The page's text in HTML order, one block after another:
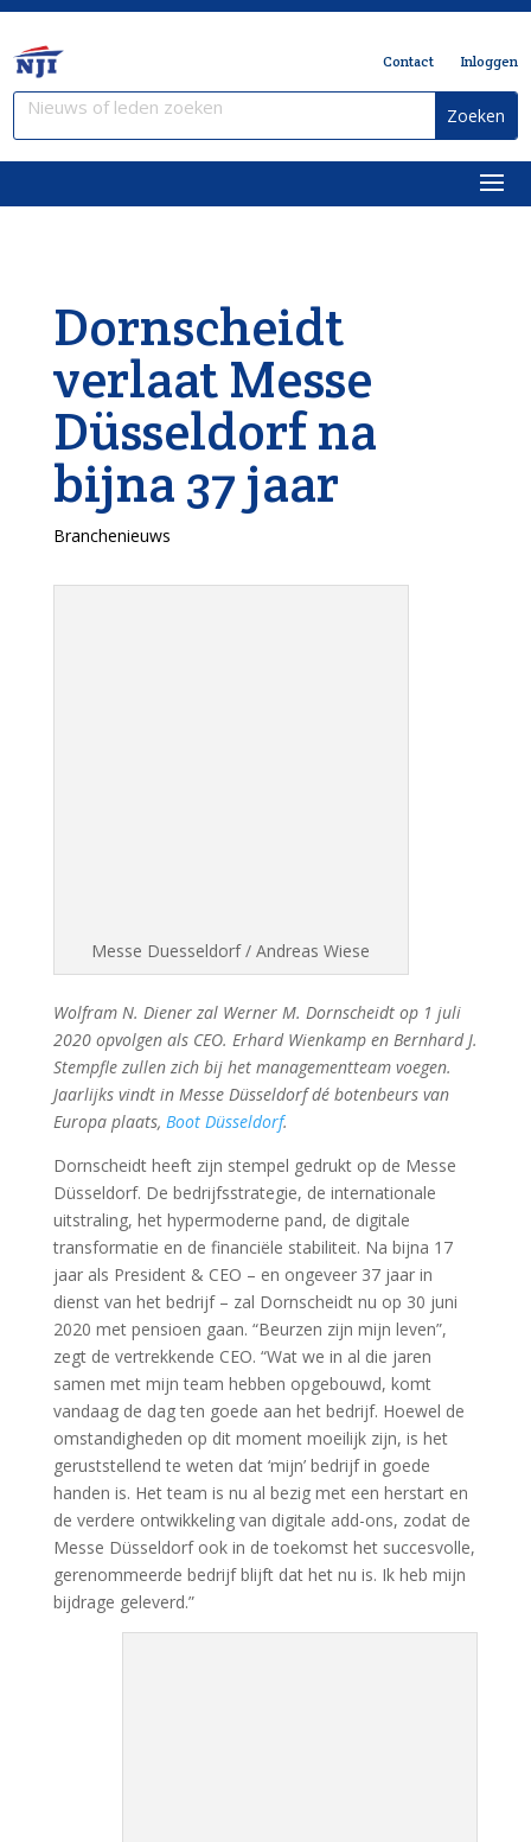
Contact Inloggen
Dornscheidt
verlaat Messe
Düsseldorf na
bijna 37 jaar
Branchenieuws
Messe Duesseldorf / Andreas Wiese
Wolfram N. Diener zal Werner M. Dornscheidt op 1 juli
2020 opvolgen als CEO. Erhard Wienkamp en Bernhard J.
Stempfle zullen zich bij het managementteam voegen.
Jaarlijks vindt in Messe Düsseldorf dé botenbeurs van
Europa plaats, Boot Düsseldorf.
Dornscheidt heeft zijn stempel gedrukt op de Messe
Düsseldorf. De bedrijfsstrategie, de internationale
uitstraling, het hypermoderne pand, de digitale
transformatie en de financiële stabiliteit. Na bijna 17
jaar als President & CEO – en ongeveer 37 jaar in
dienst van het bedrijf – zal Dornscheidt nu op 30 juni
2020 met pensioen gaan. “Beurzen zijn mijn leven”,
zegt de vertrekkende CEO. “Wat we in al die jaren
samen met mijn team hebben opgebouwd, komt
vandaag de dag ten goede aan het bedrijf. Hoewel de
omstandigheden op dit moment moeilijk zijn, is het
geruststellend te weten dat ‘mijn’ bedrijf in goede
handen is. Het team is nu al bezig met een herstart en
de verdere ontwikkeling van digitale add-ons, zodat de
Messe Düsseldorf ook in de toekomst het succesvolle,
gerenommeerde bedrijf blijft dat het nu is. Ik heb mijn
bijdrage geleverd.”